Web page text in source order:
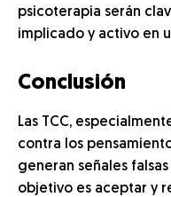
psicoterapia serán
implicado y activo en
Conclusión
Las TCC,
contra los
generan señales
objetivo es aceptar y